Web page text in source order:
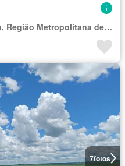
Região Imediata de São Paulo, Região Metropolitana de São Paulo
7fotos